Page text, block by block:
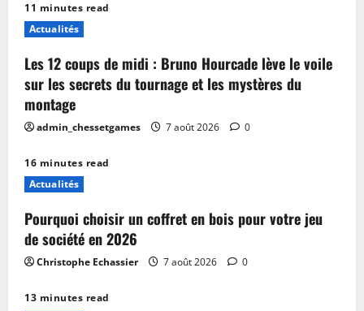
11 minutes read
Actualités
Les 12 coups de midi : Bruno Hourcade lève le voile
sur les secrets du tournage et les mystères du
montage
admin_chessetgames 7 août 2026 0
16 minutes read
Actualités
Pourquoi choisir un coffret en bois pour votre jeu
de société en 2026
Christophe Echassier 7 août 2026 0
13 minutes read